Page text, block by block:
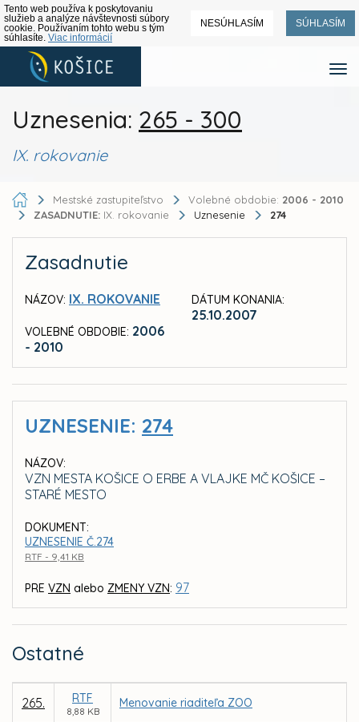
Tento web používa k poskytovaniu
služieb a analýze návštevnosti súbory
cookie. Používaním tohto webu s tým
súhlasíte. Viac informácií
NESÚHLASÍM SÚHLASÍM
Uznesenia: 265 - 300
IX. rokovanie
Mestské zastupiteľstvo Volebné obdobie: 2006 - 2010
ZASADNUTIE: IX. rokovanie Uznesenie 274
Zasadnutie
NÁZOV: IX. ROKOVANIE
VOLEBNÉ OBDOBIE: 2006
- 2010
DÁTUM KONANIA:
25.10.2007
UZNESENIE: 274
NÁZOV:
VZN MESTA KOŠICE O ERBE A VLAJKE MČ KOŠICE –
STARÉ MESTO
DOKUMENT:
UZNESENIE Č.274
RTF - 9,41 KB
PRE VZN alebo ZMENY VZN: 97
Ostatné
265. RTF
8,88 KB
Menovanie riaditeľa ZOO